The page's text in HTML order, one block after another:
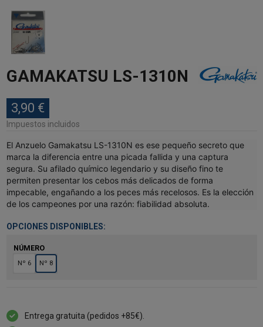
GAMAKATSU LS-1310N
3,90 €
Impuestos incluidos
El Anzuelo Gamakatsu LS-1310N es ese pequeño secreto que
marca la diferencia entre una picada fallida y una captura
segura. Su afilado químico legendario y su diseño fino te
permiten presentar los cebos más delicados de forma
impecable, engañando a los peces más recelosos. Es la elección
de los campeones por una razón: fiabilidad absoluta.
OPCIONES DISPONIBLES:
NÚMERO
Nº 6 Nº 8
Entrega gratuita (pedidos +85€).